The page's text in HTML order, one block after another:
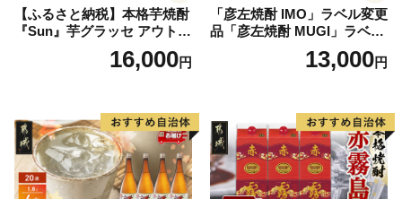
【ふるさと納税】本格芋焼酎
『Sun』芋グラッセ アウトド
ア ソロキャンプ ベランピン
グ 巣ごもり 就労支援16,000円
「彦左焼酎 IMO」ラベル変更
品「彦左焼酎 MUGI」ラベル
変更品 飲み比べ セット 合計
2本 720ml×各1本 25度 焼酎
13,000円